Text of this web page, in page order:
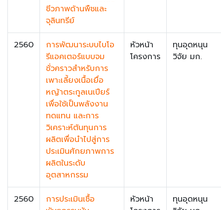
ชีวภาพด้านพืชและ
จุลินทรีย์
2560
การพัฒนาระบบไบโอ
รีแอคเตอร์แบบจม
ชั่วคราวสำหรับการ
เพาะเลี้ยงเนื้อเยื่อ
หญ้าตระกูลเนเปียร์
เพื่อใช้เป็นพลังงาน
ทดแทน และการ
วิเคราะห์ต้นทุนการ
ผลิตเพื่อนำไปสู่การ
ประเมินศักยภาพการ
ผลิตในระดับ
อุตสาหกรรม
หัวหน้า
โครงการ
ทุนอุดหนุน
วิจัย มก.
2560
การประเมินเชื้อ
หัวหน้า
ทุนอุดหนุน